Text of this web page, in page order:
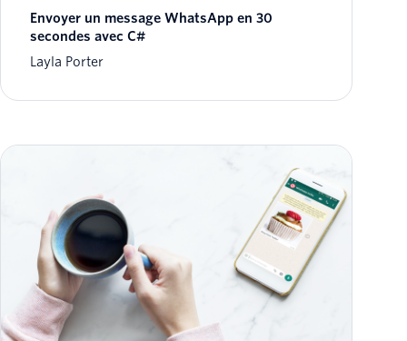
Envoyer un message WhatsApp en 30
secondes avec C#
Layla Porter